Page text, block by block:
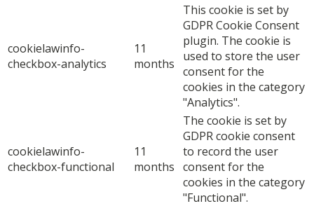
cookielawinfo-
checkbox-analytics
11
months
This cookie is set by
GDPR Cookie Consent
plugin. The cookie is
used to store the user
consent for the
cookies in the category
"Analytics".
cookielawinfo-
checkbox-functional
11
months
The cookie is set by
GDPR cookie consent
to record the user
consent for the
cookies in the category
"Functional".